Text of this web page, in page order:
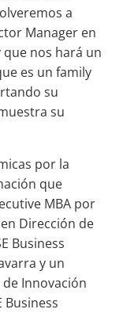
a
Manager en
que nos hará un
es un family
su
su
por la
que
MBA por
Dirección de
Business
y un
Innovación